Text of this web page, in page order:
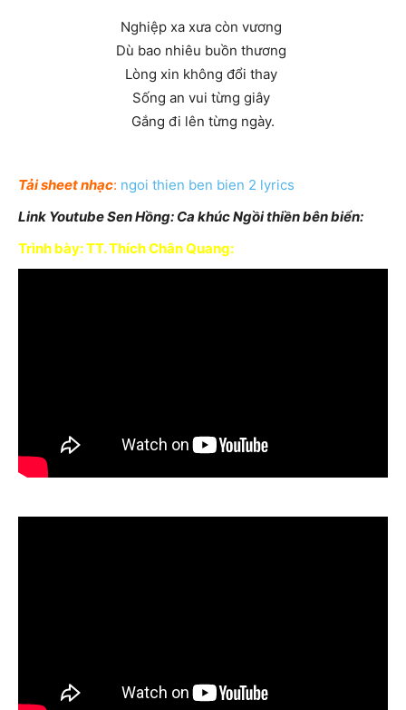
Nghiệp xa xưa còn vương
Dù bao nhiêu buồn thương
Lòng xin không đổi thay
Sống an vui từng giây
Gắng đi lên từng ngày.
Tải sheet nhạc: ngoi thien ben bien 2 lyrics
Link Youtube Sen Hồng: Ca khúc Ngồi thiền bên biển:
Trình bày: TT. Thích Chân Quang: